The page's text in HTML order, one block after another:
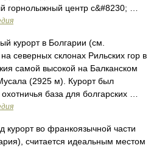
горнолыжный центр с&#8230; …
курорт в Болгарии (см.
северных склонах Рильских гор в
самой высокой на Балканском
(2925 м). Курорт был
база для болгарских …
курорт во франкоязычной части
считается идеальным местом